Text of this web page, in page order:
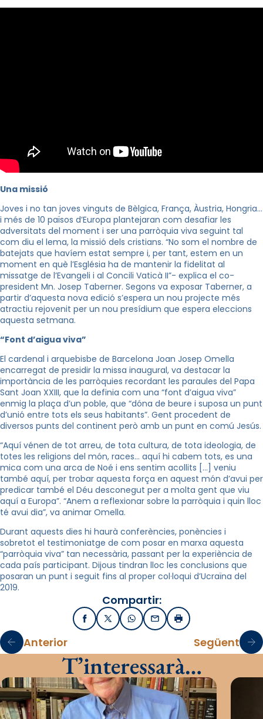
Una missió
Joves i no tan joves vinguts de Bèlgica, França, Àustria, Hongria…
i més de 10 països d’Europa plantejaran com desafiar les
adversitats del moment i ser una parròquia viva seguint tal
com diu el lema, la missió dels cristians. “No som el nombre de
batejats que havíem estat sempre i, per tant, estem en un
moment en què l’Església ha de mantenir la fidelitat al
missatge de l’Evangeli i al Concili Vaticà II”- explica el co-
president Mn. Josep Taberner. Segons va exposar Taberner, a
partir d’aquesta nova edició s’espera un nou projecte més
atractiu rejovenit per un nou presídium que espera eleccions
aquesta setmana.
“Font d’aigua viva”
El cardenal i arquebisbe de Barcelona Joan Josep Omella
encarregat de presidir la missa inaugural, va destacar la
importància de les parròquies recordant les paraules del Papa
Sant Joan XXIII, que la definia com una “font d’aigua viva”
enmig la plaça d’un poble, que “dóna de beure i suposa un punt
d’unió entre tots els seus habitants”. Gent procedent de
diversos punts del continent però amb un punt en comú Jesús.
“Aquí vénen de tot arreu, de tota cultura, de tota ideologia, de
totes les religions del món, races… aquí hi cabem tots, es una
mica com una arca de Noé i ens sentim acollits […] veniu
també aquí, per trobar aquesta força en aquest món d’avui per
predicar també el Déu desconegut per a molta gent que viu
aquí a Europa”. “Anem a reflexionar sobre la parròquia i quin lloc
té avui dia”, va animar Omella.
Durant aquests dies hi haurà conferències, ponències i
sobretot el testimoniatge de com posar en marxa aquesta
“parròquia viva” tan necessària, passant per la experiència de
cada país participant. Dijous tindran lloc les conclusions que
posaran un punt i seguit fins al proper col·loqui d’Ucraïna del
2019.
Compartir:
FacebookX / TwitterWhatsApp
EmailImprimir
Anterior Següent
T’interessarà…